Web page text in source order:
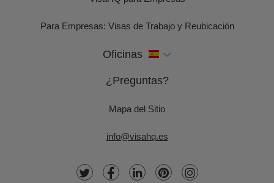
Para Empresas: Visas de Trabajo y Reubicación
Oficinas
¿Preguntas?
Mapa del Sitio
info@visahq.es